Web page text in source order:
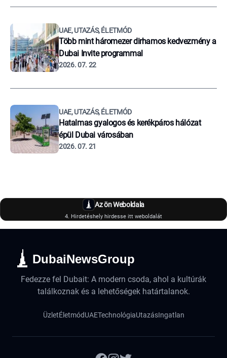
UAE, UTAZÁS, ÉLETMÓD
Több mint háromezer dirhamos kedvezmény a
Dubai Invite programmal
2026. 07. 22
UAE, UTAZÁS, ÉLETMÓD
Hatalmas gyalogos és kerékpáros hálózat
épül Dubai városában
2026. 07. 21
Az ön Weboldala
4. Hirdetéshely hirdesse itt weboldalát
DubaiNewsGroup
Fedezze fel Dubait: A modern csoda, ahol a kultúrák
találkoznak és a lehetőségek határtalanok.
ÜzletÉletmódUAETechnológiaUtazásIngatlan